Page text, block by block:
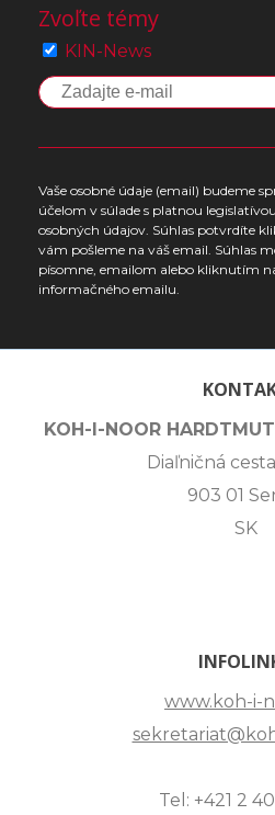
Zvoľte témy
KIN-News
Vaše osobné údaje (email) budeme
účelom v súlade s platnou
osobných údajov. Súhlas potvrdíte
vám pošleme na váš email. Súhlas
písomne, emailom alebo kliknutím
informačného emailu.
KOH-I-NOOR
Diaľničná
903 01
SK
www.koh-i-
Tel: +421 2